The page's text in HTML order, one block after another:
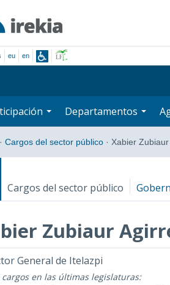
eu en
Departamentos
· Cargos del sector público · Xabier
Cargos del sector público
Zubiaur
Fecha de inicio - Fecha fin
General de Itelazpi
cargos en las últimas legislaturas: